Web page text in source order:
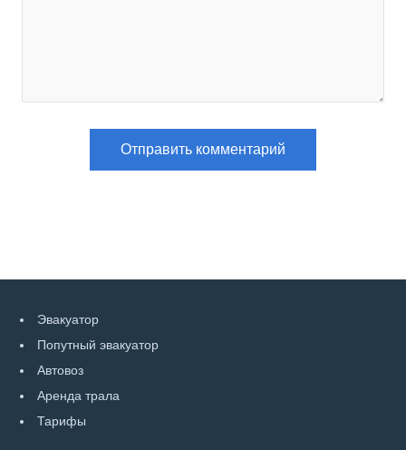
Эвакуатор
Попутный эвакуатор
Автовоз
Аренда трала
Тарифы